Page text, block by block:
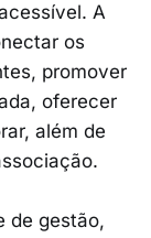
A
os
promover
oferecer
além de
de gestão,